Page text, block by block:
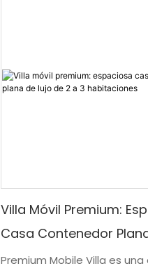
Villa Móvil Premium:
Casa Contenedor
De 2 A 3 Habitaciones
Premium Mobile Villa es una